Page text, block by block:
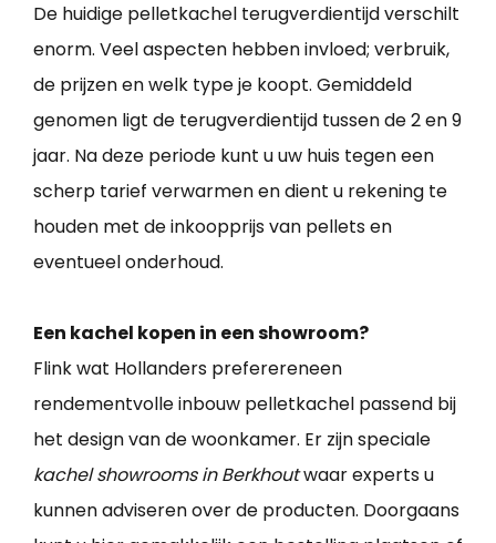
De huidige pelletkachel terugverdientijd verschilt
enorm. Veel aspecten hebben invloed; verbruik,
de prijzen en welk type je koopt. Gemiddeld
genomen ligt de terugverdientijd tussen de 2 en 9
jaar. Na deze periode kunt u uw huis tegen een
scherp tarief verwarmen en dient u rekening te
houden met de inkoopprijs van pellets en
eventueel onderhoud.
Een kachel kopen in een showroom?
Flink wat Hollanders preferereneen
rendementvolle inbouw pelletkachel passend bij
het design van de woonkamer. Er zijn speciale
kachel showrooms in Berkhoutwaar experts u
kunnen adviseren over de producten. Doorgaans